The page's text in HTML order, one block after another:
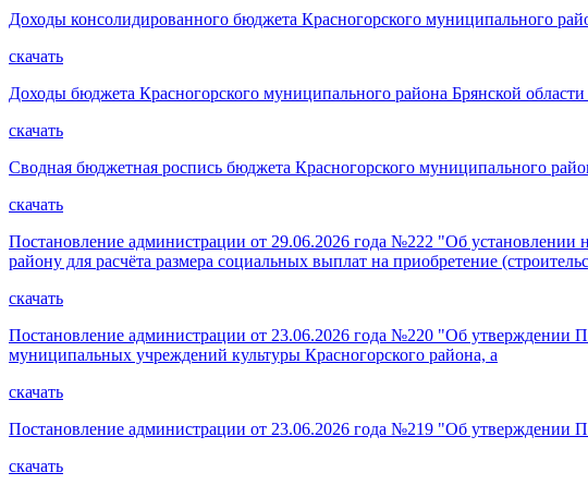
Доходы консолидированного бюджета Красногорского муниципального
скачать
Доходы бюджета Красногорского муниципального района Брянской области
скачать
Сводная бюджетная роспись бюджета Красногорского муниципального
скачать
Постановление администрации от 29.06.2026 года №222 "Об
району для расчёта размера социальных выплат на приобретение
скачать
Постановление администрации от 23.06.2026 года №220 "Об утверждении
муниципальных учреждений культуры Красногорского района, а
скачать
Постановление администрации от 23.06.2026 года №219 "Об утверждении
скачать